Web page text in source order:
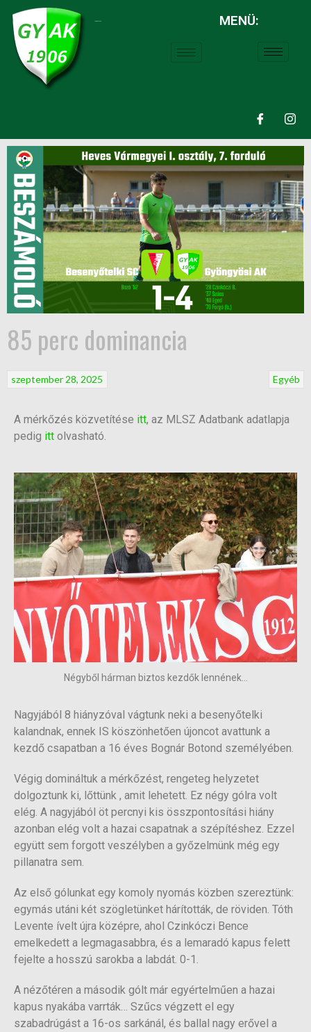
MENÜ:
85 perc dominancia
Egyéb
szeptember 28, 2025
A mérkőzés közvetítése itt, az MLSZ Adatbank adatlapja
pedig itt olvasható.
Négyből hárman biztos kezdők lennének...
Nagyjából 8 hiányzóval vágtunk neki a besenyőtelki
kalandnak, ennek IS köszönhetően újoncot avattunk a
kezdő csapatban a 16 éves Bognár Botond személyében.
Végig domináltuk a mérkőzést, rengeteg helyzetet
dolgoztunk ki, lőttünk , amit lehetett. Ez négy gólra volt
elég. A nagyjából öt percnyi kis összpontosítási hiány
azonban elég volt a hazai csapatnak a szépítéshez. Ezzel
együtt sem forgott veszélyben a győzelmünk még egy
pillanatra sem.
Az első gólunkat egy komoly nyomás közben szereztünk:
egymás utáni két szögletünket hárították, de röviden. Tóth
Levente ívelt újra középre, ahol Czinkóczi Bence
emelkedett a legmagasabbra, és a lemaradó kapus felett
fejelte a hosszú sarokba a labdát. 0-1.
A nézőtéren a második gólt már egyértelműen a hazai
kapus nyakába varrták… Szűcs végzett el egy
szabadrúgást a 16-os sarkánál, és ballal nagy erővel a